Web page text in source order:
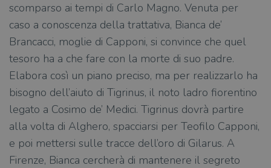
scomparso ai tempi di Carlo Magno. Venuta per
caso a conoscenza della trattativa, Bianca de’
Brancacci, moglie di Capponi, si convince che quel
tesoro ha a che fare con la morte di suo padre.
Elabora così un piano preciso, ma per realizzarlo ha
bisogno dell’aiuto di Tigrinus, il noto ladro fiorentino
legato a Cosimo de’ Medici. Tigrinus dovrà partire
alla volta di Alghero, spacciarsi per Teofilo Capponi,
e poi mettersi sulle tracce dell’oro di Gilarus. A
Firenze, Bianca cercherà di mantenere il segreto